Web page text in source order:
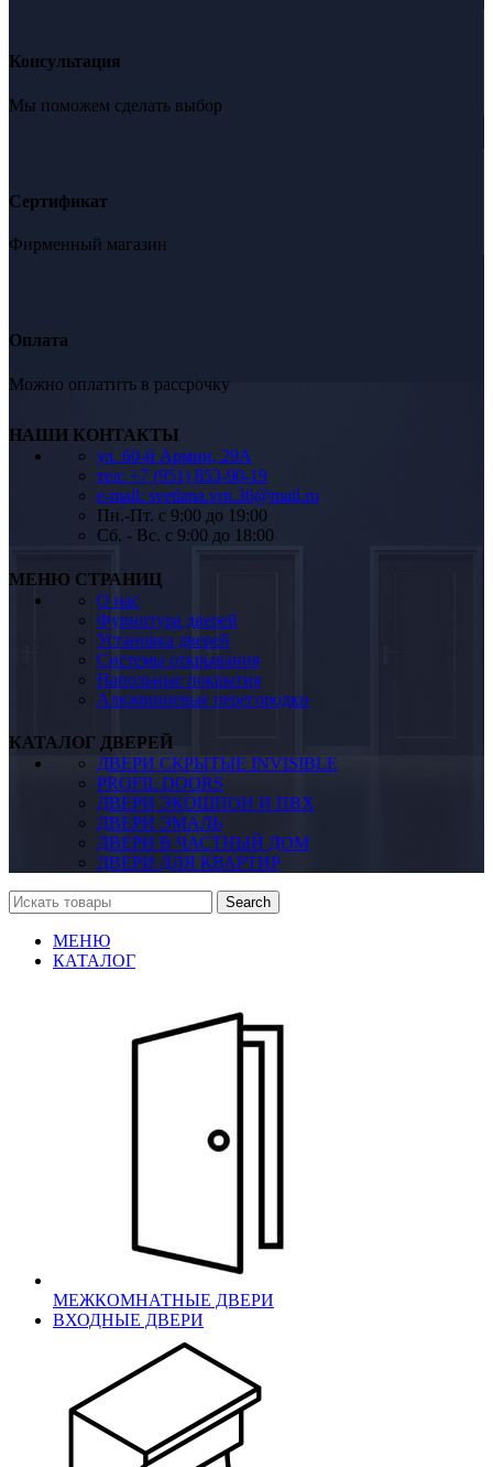
Консультация
Мы поможем сделать выбор
Сертификат
Фирменный магазин
Оплата
Можно оплатить в рассрочку
НАШИ КОНТАКТЫ
ул. 60-й Армии, 29А
тел: +7 (951) 853-90-19
e-mail: svetlana.vrn.36@mail.ru
Пн.-Пт. c 9:00 до 19:00
Сб. - Вс. c 9:00 до 18:00
МЕНЮ СТРАНИЦ
О нас
Фурнитура дверей
Установка дверей
Системы открывания
Напольные покрытия
Алюминиевые перегородки
КАТАЛОГ ДВЕРЕЙ
ДВЕРИ СКРЫТЫЕ INVISIBLE
PROFIL DOORS
ДВЕРИ ЭКОШПОН И ПВХ
ДВЕРИ ЭМАЛЬ
ДВЕРИ В ЧАСТНЫЙ ДОМ
ДВЕРИ ДЛЯ КВАРТИР
Search
МЕНЮ
КАТАЛОГ
МЕЖКОМНАТНЫЕ ДВЕРИ
ВХОДНЫЕ ДВЕРИ